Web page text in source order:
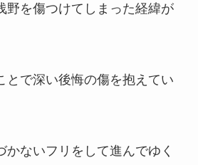
野を傷つけてしまった経緯が
とで深い後悔の傷を抱えてい
かないフリをして進んでゆく